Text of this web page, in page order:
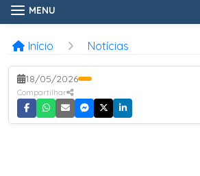
MENU
Início Notícias
18/05/2026
Compartilhar